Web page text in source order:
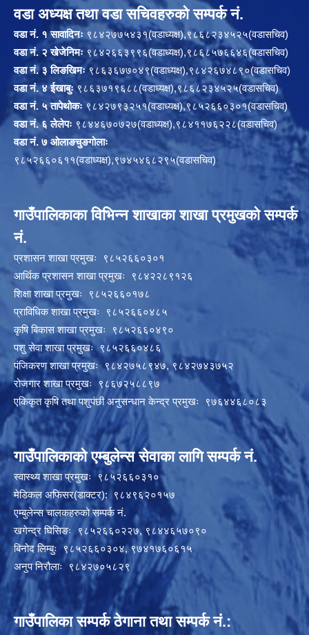
वडा अध्यक्ष तथा वडा सचिवहरुको सम्पर्क नं.
वडा नं. १ सावादिनः ९८४२७७५४३१(वडाध्यक्ष),९८६८२३४५२५(वडासचिव)
वडा नं. २ खेजेनिमः९८४२६६३९९६(वडाध्यक्ष),९८६८५७६६४६(वडासचिव)
वडा नं. ३ लिङखिमः९८६३६७७०४९(वडाध्यक्ष),९८४२६७४८९०(वडासचिव)
वडा नं. ४ ईखाबुः९८६३७१९६८८(वडाध्यक्ष),९८६८२३४५२५(वडासचिव)
वडा नं. ५ तापेथोकः ९८४२७९३२५१(वडाध्यक्ष),९८५२६६०३०१(वडासचिव)
वडा नं. ६ लेलेपः ९८४४६७०७२७(वडाध्यक्ष),९८४११७६२२८(वडासचिव)
वडा नं. ७ ओलाङचुङगोलाः
९८५२६६०६११(वडाध्यक्ष),९७४५४६८२९५(वडासचिव)
गाउँपालिकाका विभिन्न शाखाका शाखा प्रमुखको सम्पर्क
नं.
प्रशासन शाखा प्रमुखः ९८५२६६०३०१
आर्थिक प्रशासन शाखा प्रमुखः ९८४२२८९१२६
शिक्षा शाखा प्रमुखः ९८५२६६०१७८
प्राविधिक शाखा प्रमुखः ९८५२६६०४८५
कृषि बिकास शाखा प्रमुखः ९८५२६६०४९०
पशु सेवा शाखा प्रमुखः ९८५२६६०४८६
पंजिकरण शाखा प्रमुखः ९८४२७५८९४७, ९८४२७४३७५२
रोजगार शाखा प्रमुखः ९८६७२५८८९७
एकिकृत कृषि तथा पशुपंछी अनुसन्धान केन्द्र प्रमुखः ९७६४४६८०८३
गाउँपालिकाको एम्बुलेन्स सेवाका लागि सम्पर्क नं.
स्वास्थ्य शाखा प्रमुखः ९८५२६६०३१०
मेडिकल अफिसर(डाक्टर): ९८४९६२०१५७
एम्बुलेन्स चालकहरुको सम्पर्क नं.
खगेन्द्र घिसिङः ९८५२६६०२२७, ९८४४६५७०९०
बिनोद लिम्बुः ९८५२६६०३०४, ९७४१७६०६१५
अनुप निरौलाः ९८४२७०५८२९
गाउँपालिका सम्पर्क ठेगाना तथा सम्पर्क नं.: